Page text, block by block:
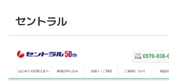
セントラル